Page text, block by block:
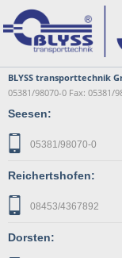
BLYSS transporttechnik
05381/98070-0 Fax: 05381/
Seesen:
05381/98070-0
Reichertshofen:
08453/4367892
Dorsten: